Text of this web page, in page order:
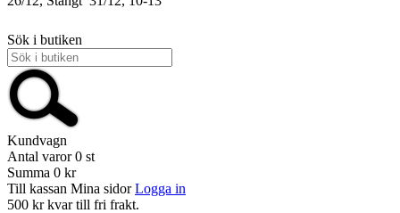
Sök i butiken
Kundvagn
Antal varor 0 st
Summa 0 kr
Till kassan Mina sidor Logga in
500 kr kvar till fri frakt.